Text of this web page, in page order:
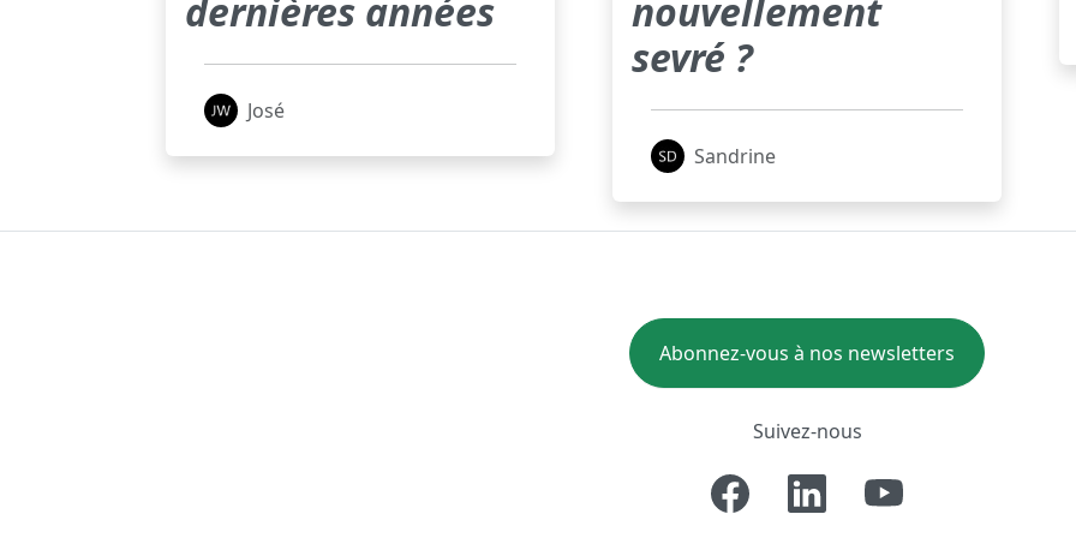
dernières années
José
nouvellement
sevré ?
Sandrine
Abonnez-vous à nos newsletters
Suivez-nous